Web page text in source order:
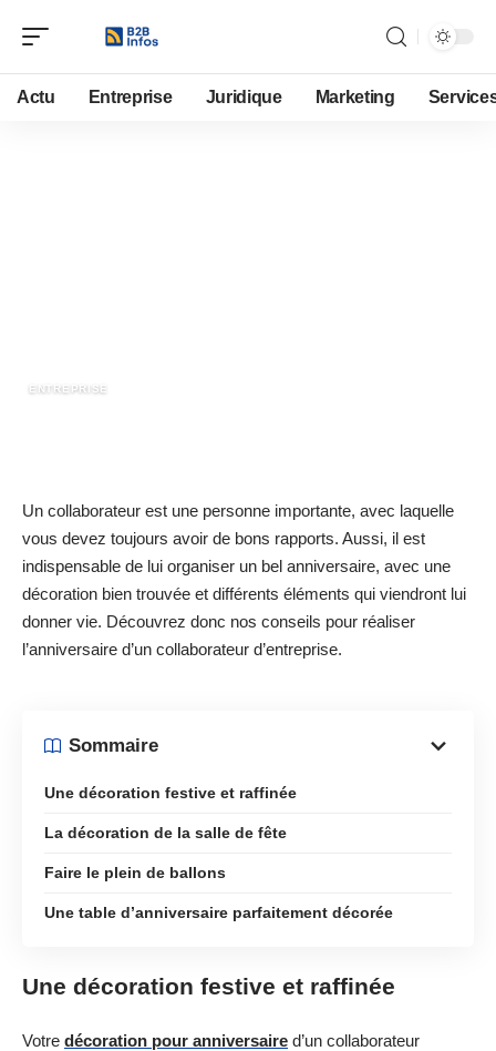
Actu Entreprise Juridique Marketing
ENTREPRISE
Un collaborateur est une personne importante, avec laquelle
vous devez toujours avoir de bons rapports. Aussi, il est
indispensable de lui organiser un bel anniversaire, avec une
décoration bien trouvée et différents éléments qui viendront lui
donner vie. Découvrez donc nos conseils pour réaliser
l’anniversaire d’un collaborateur d’entreprise.
Sommaire
Une décoration festive et raffinée
La décoration de la salle de fête
Faire le plein de ballons
Une table d’anniversaire parfaitement décorée
Une décoration festive et raffinée
Votre décoration pour anniversaire d’un collaborateur